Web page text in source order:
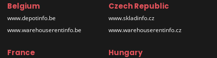
Belgium
www.depotinfo.be
www.warehouserentinfo.be
Czech Republic
www.skladinfo.cz
www.warehouserentinfo.cz
France Hungary